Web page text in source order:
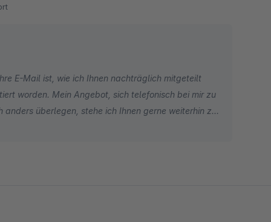
E-Mail ist, wie ich Ihnen nachträglich mitgeteilt
worden. Mein Angebot, sich telefonisch bei mir zu
überlegen, stehe ich Ihnen gerne weiterhin zur